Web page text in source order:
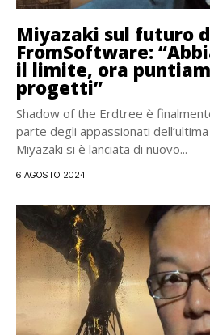
Miyazaki sul futuro
FromSoftware:
il limite, ora
progetti”
Shadow of the Erdtree è
parte degli appassionati
Miyazaki si è lanciata di nuovo...
6 AGOSTO 2024